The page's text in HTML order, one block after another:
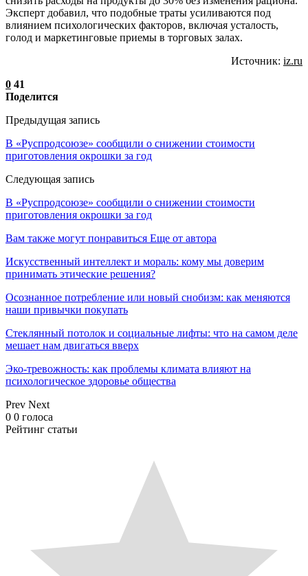
Эксперт добавил, что подобные траты усиливаются под
влиянием психологических факторов, включая усталость,
голод и маркетинговые приемы в торговых залах.
Источник: iz.ru
0 41
Поделится
Предыдущая запись
В «Руспродсоюзе» сообщили о снижении стоимости
приготовления окрошки за год
Следующая запись
В «Руспродсоюзе» сообщили о снижении стоимости
приготовления окрошки за год
Вам также могут понравиться Еще от автора
Искусственный интеллект и мораль: кому мы доверим
принимать этические решения?
Осознанное потребление или новый снобизм: как меняются
наши привычки покупать
Стеклянный потолок и социальные лифты: что на самом деле
мешает нам двигаться вверх
Эко-тревожность: как проблемы климата влияют на
психологическое здоровье общества
Prev Next
0 0 голоса
Рейтинг статьи